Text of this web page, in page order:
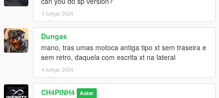
3 lutego 2024
Dungas
mano, tras umas motoca antiga tipo xt sem traseira e
sem retro, daquela com escrita xt na lateral
4 lutego 2024
CH4PINH4 Autor